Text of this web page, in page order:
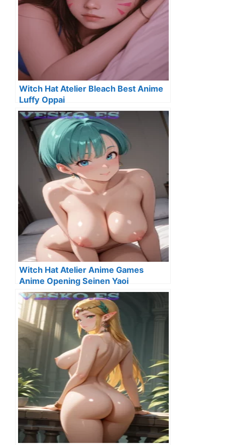
Witch Hat Atelier Bleach Best Anime
Luffy Oppai
Witch Hat Atelier Anime Games
Anime Opening Seinen Yaoi